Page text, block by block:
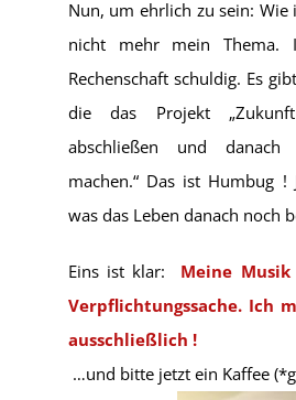
Nun, um ehrlich zu sein: Wie
nicht mehr mein Thema.
Rechenschaft schuldig. Es
die das Projekt
abschließen und
machen.“ Das ist Humbug !
was das Leben danach noch
Eins ist klar: Meine
Verpflichtungssache. Ich
ausschließlich !
…und bitte jetzt ein Kaffee